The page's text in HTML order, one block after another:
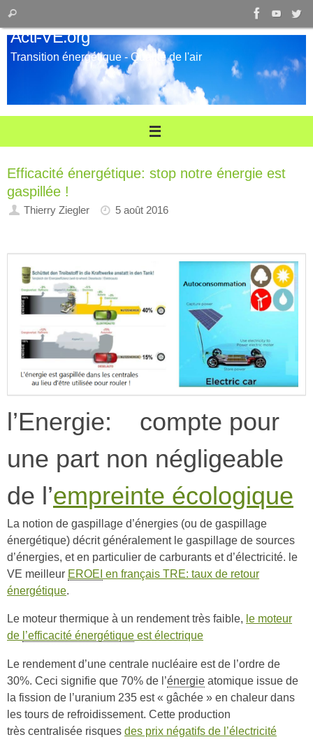
Passer
au
contenu
pour
:
Rechercher
Acti-VE.org
Transition énergétique - Qualité de l'air
Efficacité énergétique: stop notre énergie est
gaspillée !
Thierry Ziegler 5 août 2016
l’Energie: compte pour
une part non négligeable
de l’empreinte écologique
La notion de gaspillage d’énergies (ou de gaspillage
énergétique) décrit généralement le gaspillage de sources
d’énergies, et en particulier de carburants et d’électricité. le
VE meilleur EROEI en français TRE: taux de retour
énergétique.
Le moteur thermique à un rendement très faible, le moteur
de l’efficacité énergétique est électrique
Le rendement d’une centrale nucléaire est de l’ordre de
30%. Ceci signifie que 70% de l’énergie atomique issue de
la fission de l’uranium 235 est « gâchée » en chaleur dans
les tours de refroidissement. Cette production
très centralisée risques des prix négatifs de l’électricité